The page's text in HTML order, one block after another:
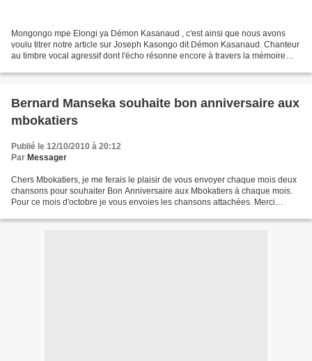
Mongongo mpe Elongi ya Démon Kasanaud , c'est ainsi que nous avons
voulu titrer notre article sur Joseph Kasongo dit Démon Kasanaud. Chanteur
au timbre vocal agressif dont l'écho résonne encore à travers la mémoire
Bernard Manseka souhaite bon anniversaire aux
mbokatiers
Publié le 12/10/2010 à 20:12
Par Messager
Chers Mbokatiers, je me ferais le plaisir de vous envoyer chaque mois deux
chansons pour souhaiter Bon Anniversaire aux Mbokatiers à chaque mois.
Pour ce mois d'octobre je vous envoies les chansons attachées. Merci